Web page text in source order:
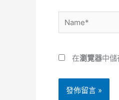
Name*
在瀏覽器中